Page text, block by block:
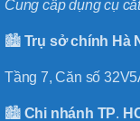
Cung cấp dụng cụ
🏙️ Trụ sở chính Hà
Tầng 7, Căn số
🏙️ Chi nhánh TP.